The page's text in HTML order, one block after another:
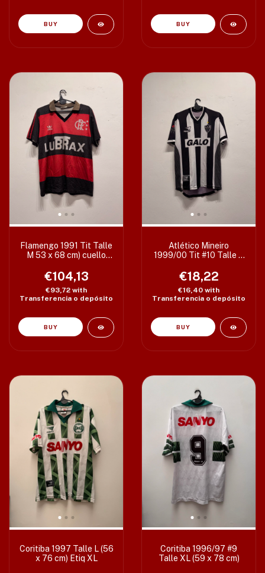
BUY
Flamengo 1991 Tit Talle
M 53 x 68 cm) cuello
€104,13
€93,72 with
Transferencia o depósito
Atlético Mineiro
1999/00 Tit #10 Talle S
€18,22
€16,40 with
Transferencia o depósito
Coritiba 1997 Talle L (56
x 76 cm) Etiq XL
Coritiba 1996/97 #9
Talle XL (59 x 78 cm)